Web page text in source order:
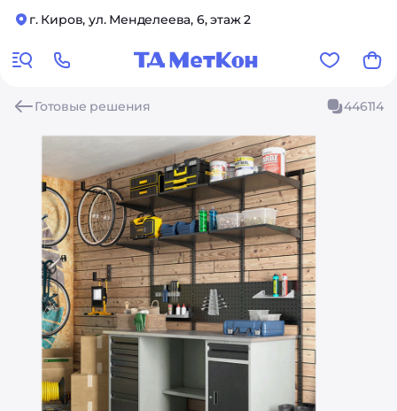
г. Киров, ул. Менделеева, 6, этаж 2
Готовые решения 446114